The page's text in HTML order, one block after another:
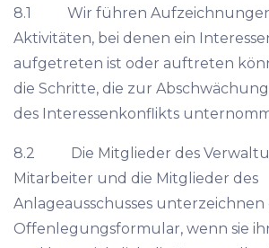
8.1 Wir führen
Aktivitäten, bei denen ein
aufgetreten ist oder auftreten
die Schritte, die zur
des Interessenkonflikts
8.2 Die Mitglieder des
Mitarbeiter und die Mitglieder des
Anlageausschusses unterzeichnen
Offenlegungsformular, wenn sie